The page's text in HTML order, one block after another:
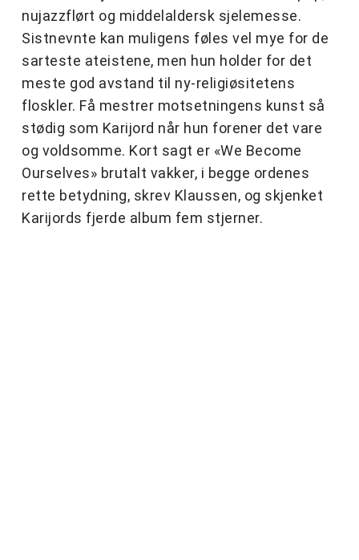
nujazzflørt og middelaldersk sjelemesse.
Sistnevnte kan muligens føles vel mye for de
sarteste ateistene, men hun holder for det
meste god avstand til ny-religiøsitetens
floskler. Få mestrer motsetningens kunst så
stødig som Karijord når hun forener det vare
og voldsomme. Kort sagt er «We Become
Ourselves» brutalt vakker, i begge ordenes
rette betydning, skrev Klaussen, og skjenket
Karijords fjerde album fem stjerner.